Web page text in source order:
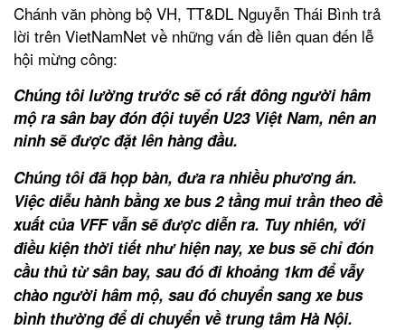
Chánh văn phòng bộ VH, TT&DL Nguyễn Thái Bình trả
lời trên VietNamNet về những vấn đề liên quan đến lễ
hội mừng công:
Chúng tôi lường trước sẽ có rất đông người hâm
mộ ra sân bay đón đội tuyển U23 Việt Nam, nên an
ninh sẽ được đặt lên hàng đầu.
Chúng tôi đã họp bàn, đưa ra nhiều phương án.
Việc diễu hành bằng xe bus 2 tầng mui trần theo đề
xuất của VFF vẫn sẽ được diễn ra. Tuy nhiên, với
điều kiện thời tiết như hiện nay, xe bus sẽ chỉ đón
cầu thủ từ sân bay, sau đó đi khoảng 1km để vẫy
chào người hâm mộ, sau đó chuyển sang xe bus
bình thường để di chuyển về trung tâm Hà Nội.